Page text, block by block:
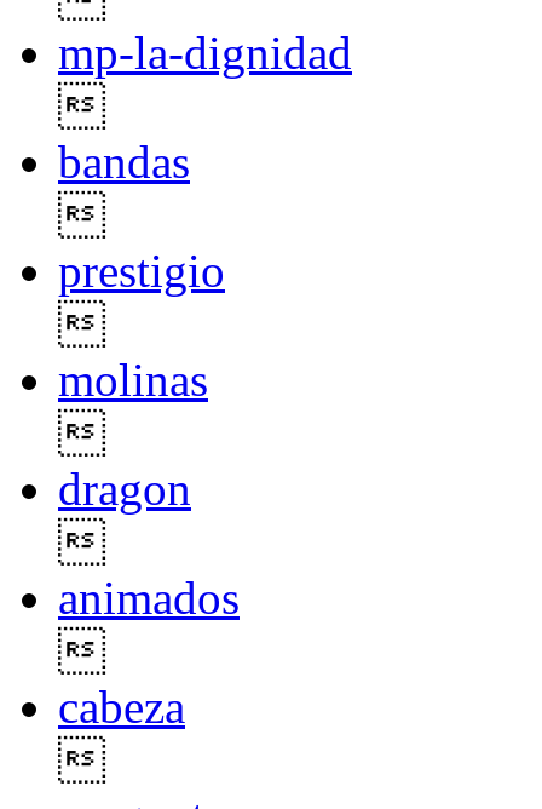
mp-la-dignidad
bandas
prestigio
molinas
dragon
animados
cabeza